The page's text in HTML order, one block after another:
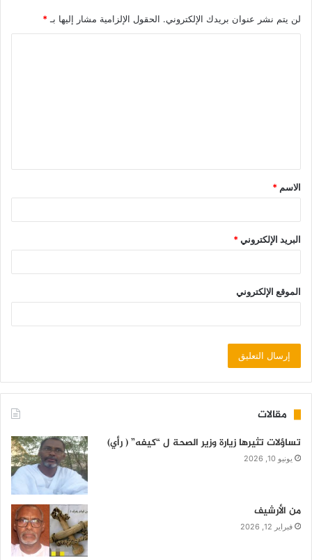
لن يتم نشر عنوان بريدك الإلكتروني. الحقول الإلزامية مشار إليها بـ *
الاسم *
البريد الإلكتروني*
الموقع الإلكتروني
مقالات
تساؤلات تثيرها زيارة وزير الصحة ل “كيفه” ( رأي)
يونيو 10, 2026
من الأرشيف
فبراير 12, 2026